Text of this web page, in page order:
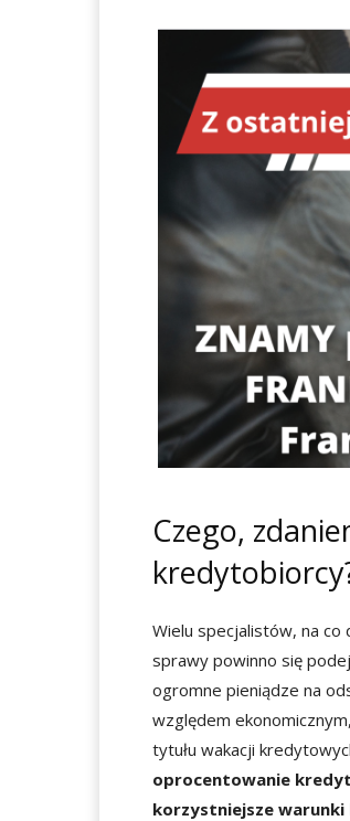
Czego,
Wielu specjalistów, na
sprawy powinno się
ogromne pieniądze na
względem
tytułu wakacji
oprocentowanie
korzystniejsze warunki